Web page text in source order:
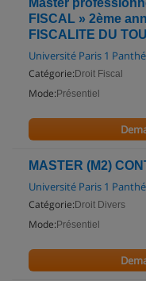
Master
FISCAL » 2ème
FISCALITE DU
Université Paris 1
Catégorie: Droit Fiscal
Mode: Présentiel
MASTER (M2)
Université Paris 1
Catégorie: Droit Divers
Mode: Présentiel